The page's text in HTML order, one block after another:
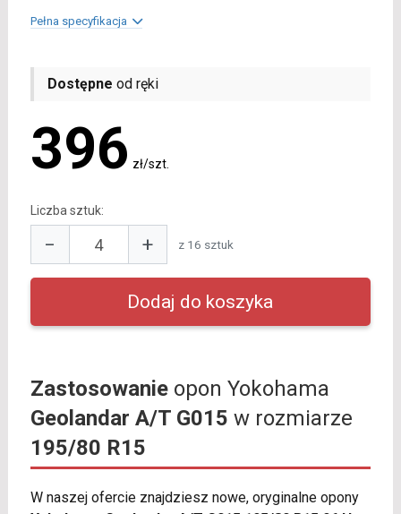
Pełna specyfikacja
Dostępne od ręki
396 zł/szt.
Liczba sztuk:
− + z 16 sztuk
Zastosowanieopon Yokohama
Geolandar A/T G015 w rozmiarze
195/80 R15
W naszej ofercie znajdziesz nowe, oryginalne opony